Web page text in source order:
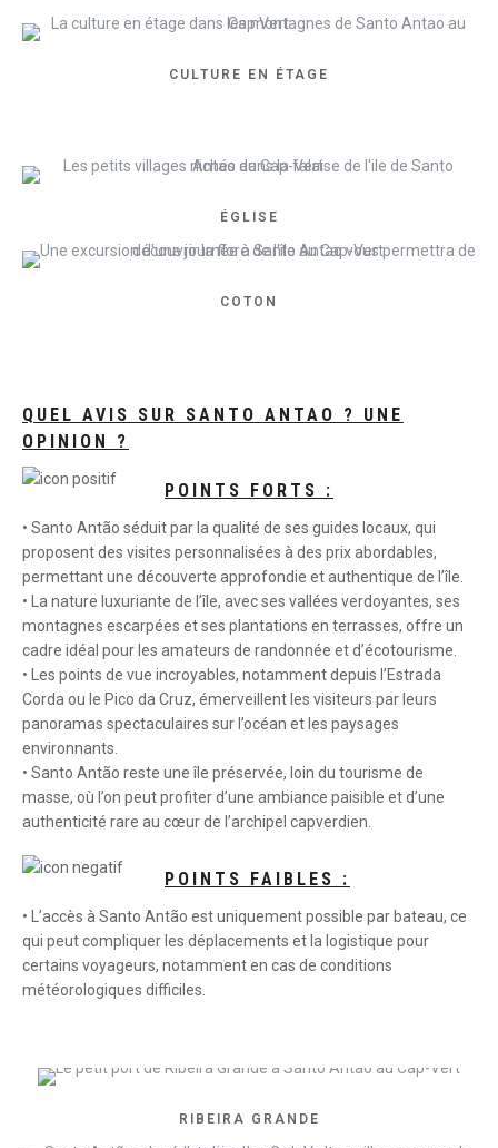
CULTURE EN ÉTAGE
ÉGLISE
COTON
QUEL AVIS SUR SANTO ANTAO ? UNE
OPINION ?
POINTS FORTS :
• Santo Antão séduit par la qualité de ses guides locaux, qui
proposent des visites personnalisées à des prix abordables,
permettant une découverte approfondie et authentique de l’île.
• La nature luxuriante de l’île, avec ses vallées verdoyantes, ses
montagnes escarpées et ses plantations en terrasses, offre un
cadre idéal pour les amateurs de randonnée et d’écotourisme.
• Les points de vue incroyables, notamment depuis l’Estrada
Corda ou le Pico da Cruz, émerveillent les visiteurs par leurs
panoramas spectaculaires sur l’océan et les paysages
environnants.
• Santo Antão reste une île préservée, loin du tourisme de
masse, où l’on peut profiter d’une ambiance paisible et d’une
authenticité rare au cœur de l’archipel capverdien.
POINTS FAIBLES :
• L’accès à Santo Antão est uniquement possible par bateau, ce
qui peut compliquer les déplacements et la logistique pour
certains voyageurs, notamment en cas de conditions
météorologiques difficiles.
RIBEIRA GRANDE